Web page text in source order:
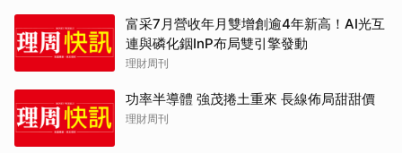
富采7月營收年月雙增創逾4年新高！AI光互
連與磷化銦InP布局雙引擎發動
理財周刊
功率半導體 強茂捲土重來 長線佈局甜甜價
理財周刊